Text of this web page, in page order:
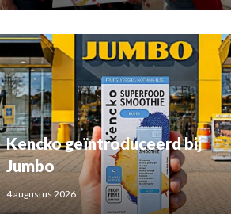
Kencko geïntroduceerd bij
Jumbo
4 augustus 2026